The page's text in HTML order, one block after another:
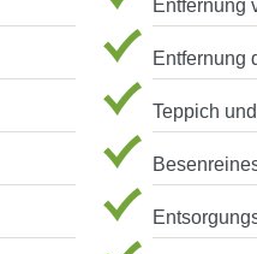
Entfernung
Entfernung
Teppich